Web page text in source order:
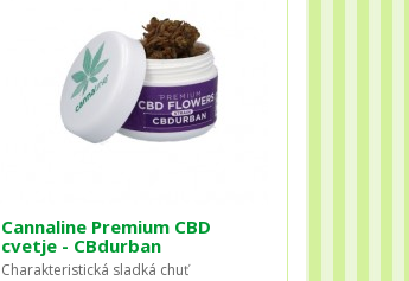
Cannaline Premium CBD
cvetje - CBdurban
Charakteristická sladká chuť